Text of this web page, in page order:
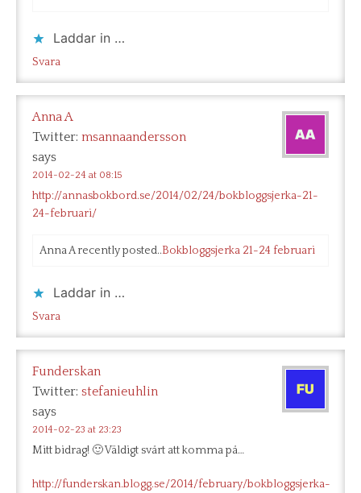
Laddar in …
Svara
Anna A
Twitter: msannaandersson
says
2014-02-24 at 08:15
http://annasbokbord.se/2014/02/24/bokbloggsjerka-21-
24-februari/
Anna A recently posted..Bokbloggsjerka 21-24 februari
Laddar in …
Svara
Funderskan
Twitter: stefanieuhlin
says
2014-02-23 at 23:23
Mitt bidrag! 🙂 Väldigt svårt att komma på…
http://funderskan.blogg.se/2014/february/bokbloggsjerka-